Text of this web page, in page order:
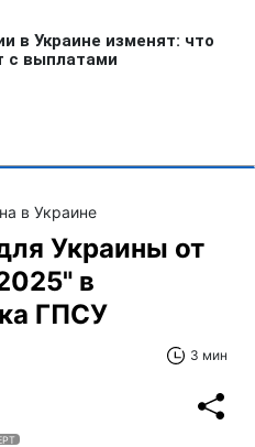
в Украине
Украины от
в
ГПСУ
3 мин